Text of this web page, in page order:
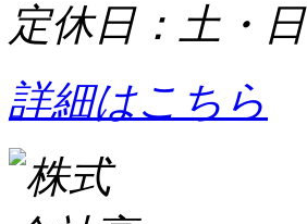
定休日：土・日
詳細はこちら